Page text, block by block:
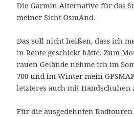
Die Garmin Alternative für das
meiner Sicht OsmAnd.
Das soll nicht heißen, dass ich
in Rente geschickt hätte. Zum
rauen Gelände nehme ich im
700 und im Winter mein
letzteres auch mit Handschuhen
Für die ausgedehnten